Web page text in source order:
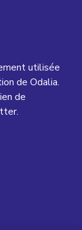
utilisée
de Odalia.
de